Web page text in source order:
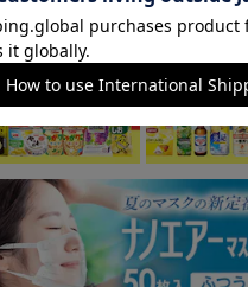
▼ 食品・飲料おすすめ ▼